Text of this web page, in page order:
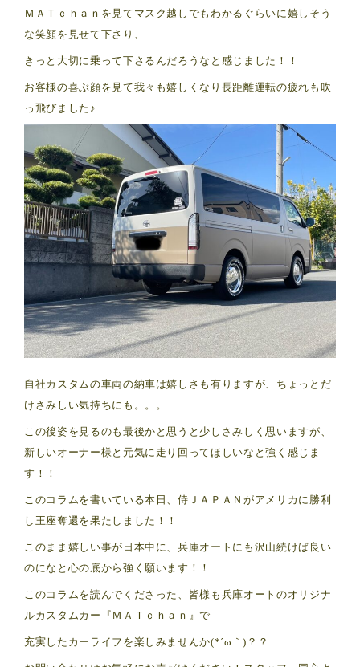
ＭＡＴｃｈａｎを見てマスク越しでもわかるぐらいに嬉しそう
な笑顔を見せて下さり、
きっと大切に乗って下さるんだろうなと感じました！！
お客様の喜ぶ顔を見て我々も嬉しくなり長距離運転の疲れも吹
っ飛びました♪
自社カスタムの車両の納車は嬉しさも有りますが、ちょっとだ
けさみしい気持ちにも。。。
この後姿を見るのも最後かと思うと少しさみしく思いますが、
新しいオーナー様と元気に走り回ってほしいなと強く感じま
す！！
このコラムを書いている本日、侍ＪＡＰＡＮがアメリカに勝利
し王座奪還を果たしました！！
このまま嬉しい事が日本中に、兵庫オートにも沢山続けば良い
のになと心の底から強く願います！！
このコラムを読んでくださった、皆様も兵庫オートのオリジナ
ルカスタムカー『ＭＡＴｃｈａｎ』で
充実したカーライフを楽しみませんか(*´ω｀)？？